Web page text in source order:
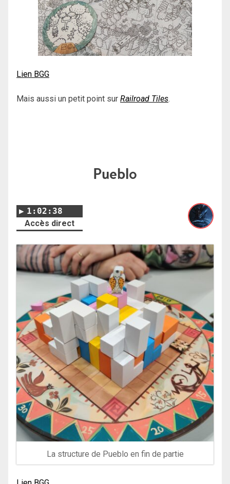
Lien BGG
Mais aussi un petit point sur Railroad Tiles.
Pueblo
1:02:38
Accès direct
La structure de Pueblo en fin de partie